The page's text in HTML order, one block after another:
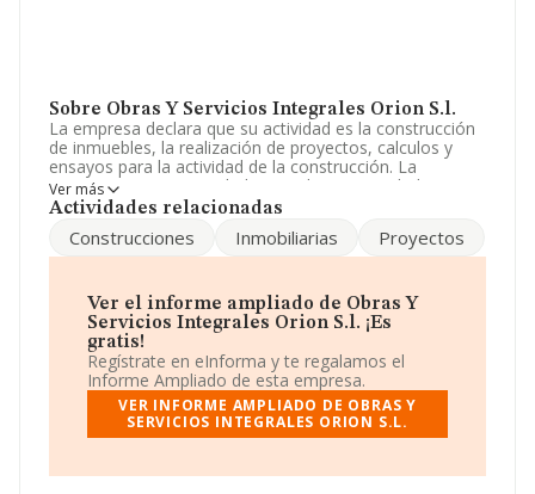
Sobre Obras Y Servicios Integrales Orion S.l.
La empresa declara que su actividad es la construcción
de inmuebles, la realización de proyectos, calculos y
ensayos para la actividad de la construcción. La
empresa es una Sociedad Limitada. Su actividad CNAE
es '%cnae%' con código 4101. La compañía no tiene
Para llamar las oficinas se puede hacer a través del
La sociedadObras y Servicios Integrales Orion S.L
con número de identificación fiscal B85215598, tiene
domicilio fiscal en Calle Monte Oliveti núm. 34 Bj,
(28038), Madrid, Madrid.
En relación con el sector y disponiendo de los datos de
hasta 188.948 empresas, en el ámbito nacional la
y se estima que el promedio de la facturación entre
Ver más
Actividades relacionadas
Construcciones Inmobiliarias Proyectos
Ver el informe ampliado de Obras Y
Servicios Integrales Orion S.l. ¡Es
gratis!
Regístrate en eInforma y te regalamos el
Informe Ampliado de esta empresa.
VER INFORME AMPLIADO DE OBRAS Y
SERVICIOS INTEGRALES ORION S.L.